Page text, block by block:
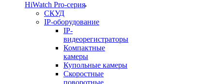
HiWatch Pro-серия
CКУД
IP-оборудование
IP-
видеорегистраторы
Компактные
камеры
Купольные камеры
Скоростные
поворотные